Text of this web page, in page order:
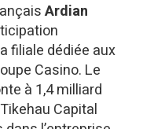
Ardian
filiale dédiée aux
Casino. Le
à 1,4 milliard
Capital